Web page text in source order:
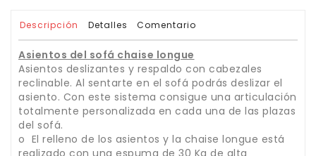
Descripción Detalles Comentario
Asientos del sofá chaise longue
Asientos deslizantes y respaldo con cabezales
reclinable. Al sentarte en el sofá podrás deslizar el
asiento. Con este sistema consigue una articulación
totalmente personalizada en cada una de las plazas
del sofá.
o El relleno de los asientos y la chaise longue está